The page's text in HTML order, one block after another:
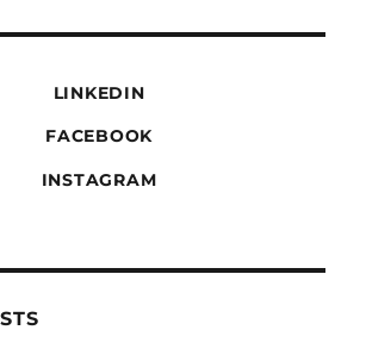
LINKEDIN
FACEBOOK
INSTAGRAM